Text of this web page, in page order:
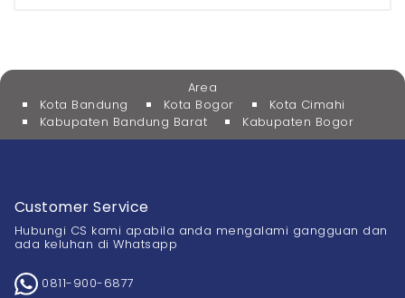
Area
Kota Bandung
Kota Bogor
Kota Cimahi
Kabupaten Bandung Barat
Kabupaten Bogor
Customer Service
Hubungi CS kami apabila anda mengalami gangguan dan
ada keluhan di Whatsapp
0811-900-6877